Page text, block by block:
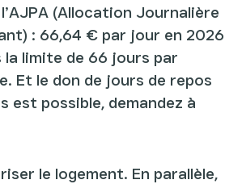
(Allocation Journalière
: 66,64 € par jour en 2026
la limite de 66 jours par
Et le don de jours de repos
est possible, demandez à
le logement. En parallèle,